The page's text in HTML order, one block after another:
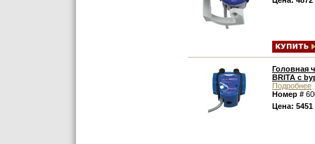
Головная
BRITA с
Подробнее
Номер #
Цена: 5451